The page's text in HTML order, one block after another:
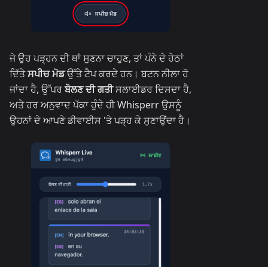
ਜੇ ਉਹ ਪੜ੍ਹਨ ਦੀ ਥਾਂ ਸੁਣਨਾ ਚਾਹੁਣ, ਤਾਂ ਪੰਨੇ ਦੇ ਹੇਠਾਂ
ਦਿੱਤੇਸਪੀਚ ਮੋਡਉੱਤੇ ਟੈਪ ਕਰਦੇ ਹਨ। ਬਟਨ ਨੀਲਾ ਹੋ
ਜਾਂਦਾ ਹੈ, ਉੱਪਰਬੋਲਣ ਦੀ ਗਤੀਸਲਾਈਡਰ ਦਿਸਦਾ ਹੈ,
ਅਤੇ ਹਰ ਅਨੁਵਾਦ ਪੱਕਾ ਹੁੰਦੇ ਹੀ Whisperr ਉਸਨੂੰ
ਉਹਨਾਂ ਦੇ ਆਪਣੇ ਡੀਵਾਈਸ 'ਤੇ ਪੜ੍ਹ ਕੇ ਸੁਣਾਉਂਦਾ ਹੈ।